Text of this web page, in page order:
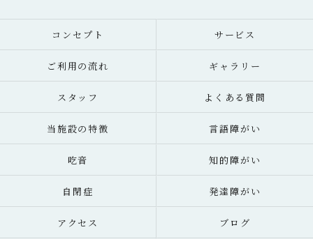
コンセプト サービス
ご利用の流れ ギャラリー
スタッフ よくある質問
当施設の特徴 言語障がい
吃音 知的障がい
自閉症 発達障がい
アクセス ブログ